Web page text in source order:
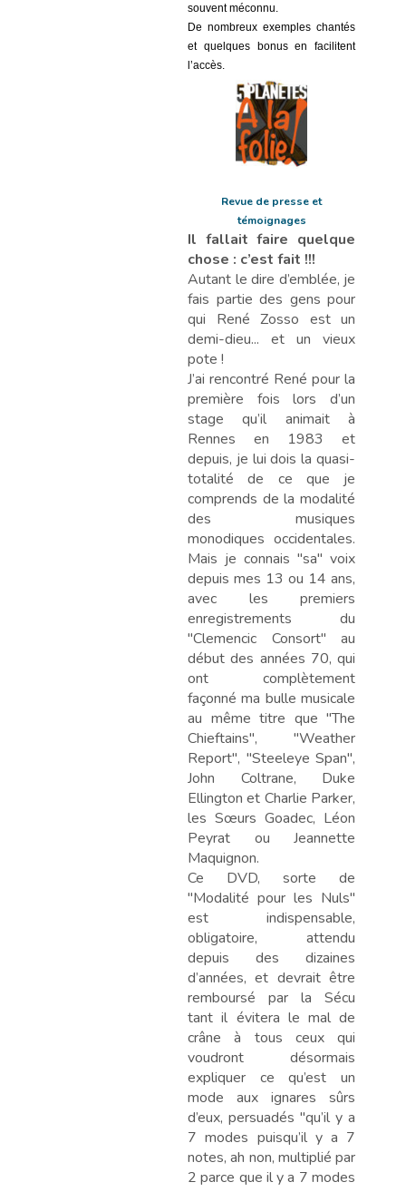
souvent méconnu.
De nombreux exemples chantés
et quelques bonus en facilitent
l’accès.
Revue de presse et
témoignages
Il fallait faire quelque
chose : c’est fait !!!
Autant le dire d’emblée, je
fais partie des gens pour
qui René Zosso est un
demi-dieu... et un vieux
pote !
J’ai rencontré René pour la
première fois lors d’un
stage qu’il animait à
Rennes en 1983 et
depuis, je lui dois la quasi-
totalité de ce que je
comprends de la modalité
des musiques
monodiques occidentales.
Mais je connais "sa" voix
depuis mes 13 ou 14 ans,
avec les premiers
enregistrements du
"Clemencic Consort" au
début des années 70, qui
ont complètement
façonné ma bulle musicale
au même titre que "The
Chieftains", "Weather
Report", "Steeleye Span",
John Coltrane, Duke
Ellington et Charlie Parker,
les Sœurs Goadec, Léon
Peyrat ou Jeannette
Maquignon.
Ce DVD, sorte de
"Modalité pour les Nuls"
est indispensable,
obligatoire, attendu
depuis des dizaines
d’années, et devrait être
remboursé par la Sécu
tant il évitera le mal de
crâne à tous ceux qui
voudront désormais
expliquer ce qu’est un
mode aux ignares sûrs
d’eux, persuadés "qu’il y a
7 modes puisqu’il y a 7
notes, ah non, multiplié par
2 parce que il y a 7 modes